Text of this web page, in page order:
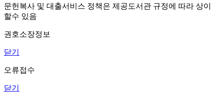
문헌복사 및 대출서비스 정책은 제공도서관 규정에 따라 상이
할수 있음
권호소장정보
닫기
오류접수
닫기